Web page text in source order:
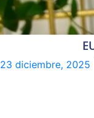
23 diciembre, 2025